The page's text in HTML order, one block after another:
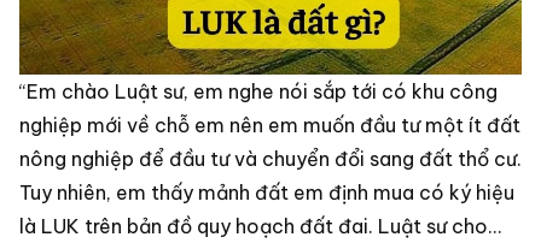
“Em chào Luật sư, em nghe nói sắp tới có khu công
nghiệp mới về chỗ em nên em muốn đầu tư một ít đất
nông nghiệp để đầu tư và chuyển đổi sang đất thổ cư.
Tuy nhiên, em thấy mảnh đất em định mua có ký hiệu
là LUK trên bản đồ quy hoạch đất đai. Luật sư cho